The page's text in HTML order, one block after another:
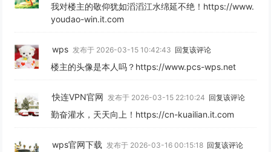
我对楼主的敬仰犹如滔滔江水绵延不绝！https://www.
youdao-win.it.com
wps 发布于 2026-03-15 10:42:43 回复该评论
楼主的头像是本人吗？https://www.pcs-wps.net
快连VPN官网 发布于 2026-03-15 22:10:24 回复该评论
勤奋灌水，天天向上！https://cn-kuailian.it.com
wps官网下载 发布于 2026-03-16 00:15:18 回复该评论